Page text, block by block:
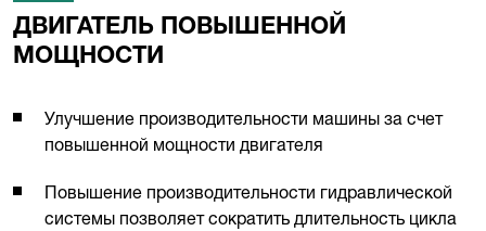
ДВИГАТЕЛЬ ПОВЫШЕННОЙ
МОЩНОСТИ
Улучшение производительности машины за счет
повышенной мощности двигателя
Повышение производительности гидравлической
системы позволяет сократить длительность цикла